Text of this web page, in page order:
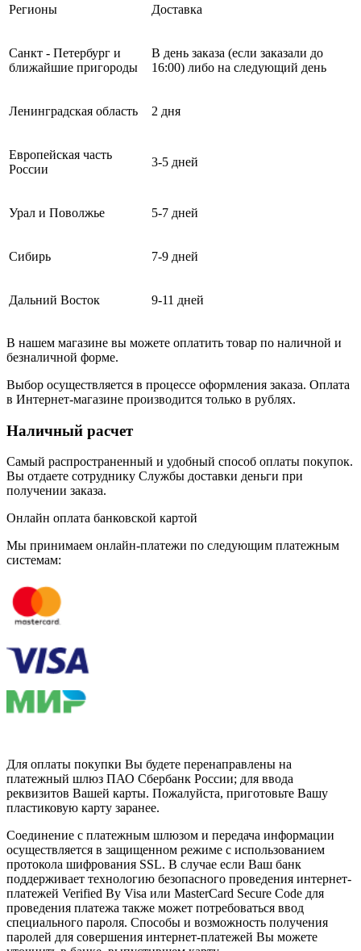
Регионы Доставка
Санкт - Петербург и
ближайшие пригороды
В день заказа (если заказали до
16:00) либо на следующий день
Ленинградская область 2 дня
Европейская часть
России
3-5 дней
Урал и Поволжье 5-7 дней
Сибирь 7-9 дней
Дальний Восток 9-11 дней
В нашем магазине вы можете оплатить товар по наличной и
безналичной форме.
Выбор осуществляется в процессе оформления заказа. Оплата
в Интернет-магазине производится только в рублях.
Наличный расчет
Самый распространенный и удобный способ оплаты покупок.
Вы отдаете сотруднику Службы доставки деньги при
получении заказа.
Онлайн оплата банковской картой
Мы принимаем онлайн-платежи по cледующим платежным
системам:
Для оплаты покупки Вы будете перенаправлены на
платежный шлюз ПАО Сбербанк России; для ввода
реквизитов Вашей карты. Пожалуйста, приготовьте Вашу
пластиковую карту заранее.
Соединение с платежным шлюзом и передача информации
осуществляется в защищенном режиме с использованием
протокола шифрования SSL. В случае если Ваш банк
поддерживает технологию безопасного проведения интернет-
платежей Verified By Visa или MasterCard Secure Code для
проведения платежа также может потребоваться ввод
специального пароля. Способы и возможность получения
паролей для совершения интернет-платежей Вы можете